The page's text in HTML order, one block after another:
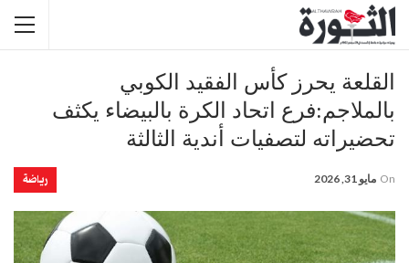
القلعة يحرز كأس الفقيد الكوبي
بالملاجم:فرع اتحاد الكرة بالبيضاء يكثف
تحضيراته لتصفيات أندية الثالثة
رياضة On مايو 31, 2026